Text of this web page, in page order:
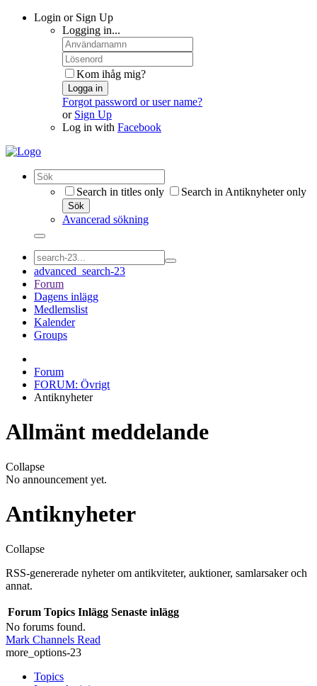
Login or Sign Up
Logging in...
Kom ihåg mig?
Logga in
Forgot password or user name?
or Sign Up
Log in with Facebook
Search in titles only Search in Antiknyheter only
Sök
Avancerad sökning
advanced_search-23
Forum
Dagens inlägg
Medlemslist
Kalender
Groups
Forum
FORUM: Övrigt
Antiknyheter
Allmänt meddelande
Collapse
No announcement yet.
Antiknyheter
Collapse
RSS-genererade nyheter om antikviteter, auktioner, samlarsaker och
annat.
Forum Topics Inlägg Senaste inlägg
No forums found.
Mark Channels Read
more_options-23
Topics